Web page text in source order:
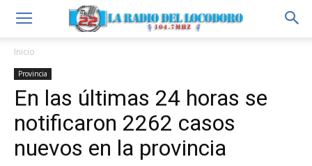
Inicio
Provincia
En las últimas 24 horas se
notificaron 2262 casos
nuevos en la provincia